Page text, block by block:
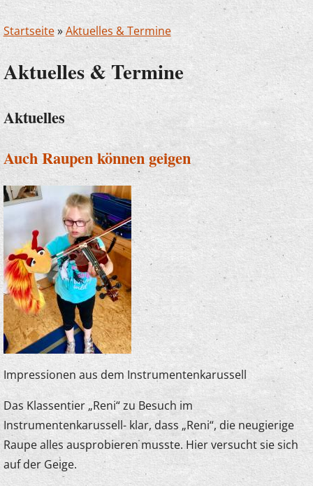
Startseite»Aktuelles & Termine
Aktuelles & Termine
Aktuelles
Auch Raupen können geigen
Impressionen aus dem Instrumentenkarussell
Das Klassentier „Reni“ zu Besuch im
Instrumentenkarussell- klar, dass „Reni“, die neugierige
Raupe alles ausprobieren musste. Hier versucht sie sich
auf der Geige.